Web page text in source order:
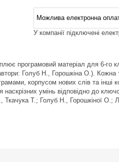
У компанії підключені
програмовий матеріал для 6-
Голуб Н., Горошкіна О.). Кожна
корпусом нових слів та інші
умінь відповідно до
Т.; Голуб Н., Горошкіної О.;